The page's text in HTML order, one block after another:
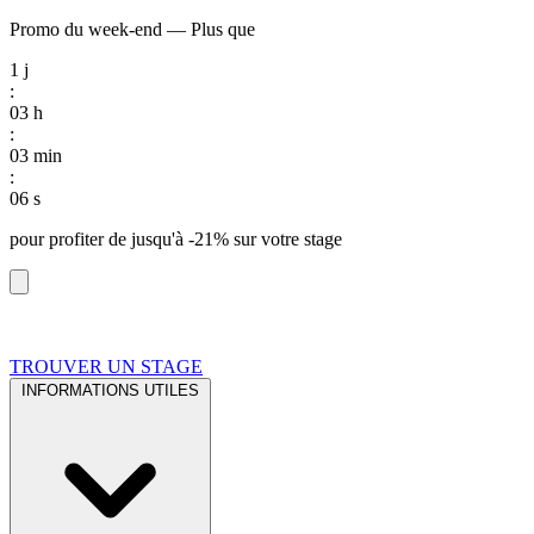
Promo du week-end — Plus que
1 j
:
03 h
:
03 min
:
05 s
pour profiter de jusqu'à -21% sur votre stage
TROUVER UN STAGE
INFORMATIONS UTILES